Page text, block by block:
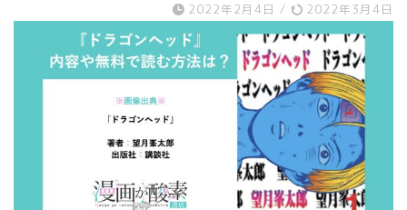
2022年2月4日 / 2022年3月4日